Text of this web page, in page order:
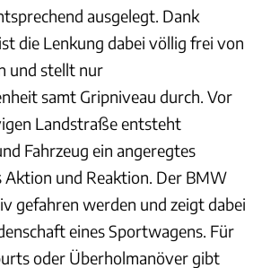
ausgelegt. Dank
die Lenkung dabei völlig frei von
und stellt nur
samt Gripniveau durch. Vor
Landstraße entsteht
Fahrzeug ein angeregtes
Aktion und Reaktion. Der BMW
gefahren werden und zeigt dabei
eines Sportwagens. Für
oder Überholmanöver gibt